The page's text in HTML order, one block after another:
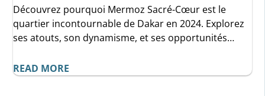
Découvrez pourquoi Mermoz Sacré-Cœur est le
quartier incontournable de Dakar en 2024. Explorez
ses atouts, son dynamisme, et ses opportunités
travailler, et investir, ce guide complet vous révèle
tout ce qui fait de Mermoz Sacré-Cœur l'un des
READ MORE